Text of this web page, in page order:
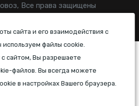
сайта и его взаимодействия с
используем файлы cookie.
сайтом, Вы разрешаете
файлов. Вы всегда можете
в настройках Вашего браузера.
Все права защищены